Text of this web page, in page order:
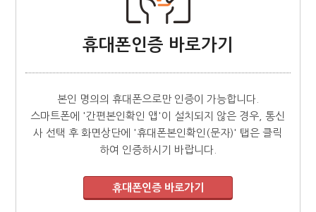
휴대폰인증 바로가기
본인 명의의 휴대폰으로만 인증이 가능합니다.
스마트폰에 '간편본인확인 앱'이 설치되지 않은 경우, 통신
사 선택 후 화면상단에 '휴대폰본인확인(문자)' 탭은 클릭
하여 인증하시기 바랍니다.